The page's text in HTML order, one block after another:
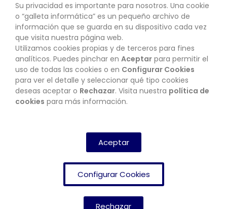
CONTACTO
BOLETÍN
Su privacidad es importante para nosotros. Una cookie
o “galleta informática” es un pequeño archivo de
información que se guarda en su dispositivo cada vez
que visita nuestra página web.
Utilizamos cookies propias y de terceros para fines
analíticos. Puedes pinchar en Aceptar para permitir el
uso de todas las cookies o en Configurar Cookies
para ver el detalle y seleccionar qué tipo cookies
deseas aceptar o Rechazar. Visita nuestra política de
cookies para más información.
Aceptar
Configurar Cookies
Rechazar